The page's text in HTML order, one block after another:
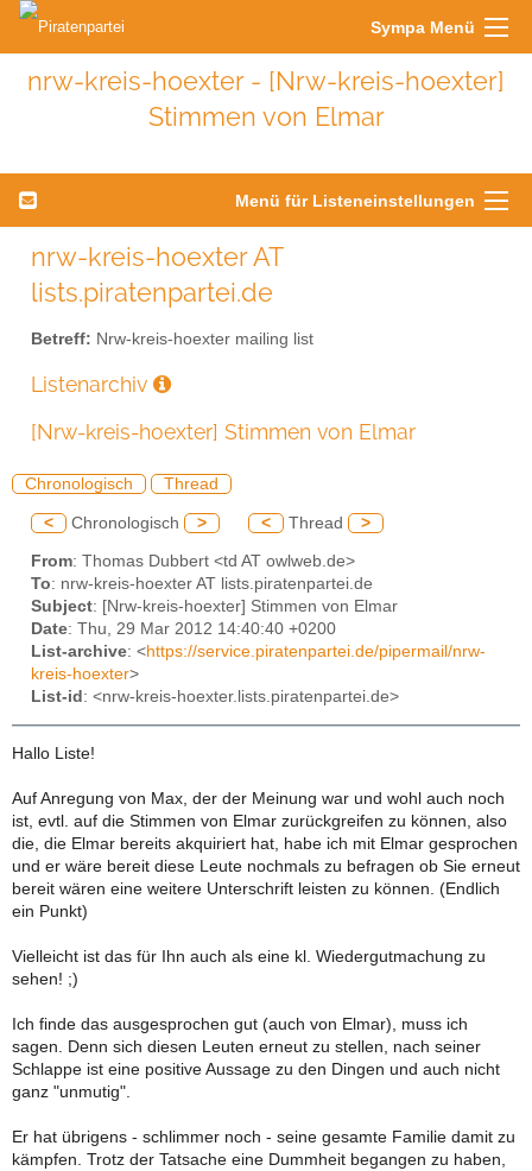
Sympa Menü
nrw-kreis-hoexter - [Nrw-kreis-hoexter]
Stimmen von Elmar
Menü für Listeneinstellungen
nrw-kreis-hoexter AT
lists.piratenpartei.de
Betreff: Nrw-kreis-hoexter mailing list
Listenarchiv
[Nrw-kreis-hoexter] Stimmen von Elmar
Chronologisch Thread
< Chronologisch > < Thread >
From: Thomas Dubbert <td AT owlweb.de>
To: nrw-kreis-hoexter AT lists.piratenpartei.de
Subject: [Nrw-kreis-hoexter] Stimmen von Elmar
Date: Thu, 29 Mar 2012 14:40:40 +0200
List-archive: <https://service.piratenpartei.de/pipermail/nrw-
kreis-hoexter>
List-id : <nrw-kreis-hoexter.lists.piratenpartei.de>
Hallo Liste!
Auf Anregung von Max, der der Meinung war und wohl auch noch
ist, evtl. auf die Stimmen von Elmar zurückgreifen zu können, also
die, die Elmar bereits akquiriert hat, habe ich mit Elmar gesprochen
und er wäre bereit diese Leute nochmals zu befragen ob Sie erneut
bereit wären eine weitere Unterschrift leisten zu können. (Endlich
ein Punkt)
Vielleicht ist das für Ihn auch als eine kl. Wiedergutmachung zu
sehen! ;)
Ich finde das ausgesprochen gut (auch von Elmar), muss ich
sagen. Denn sich diesen Leuten erneut zu stellen, nach seiner
Schlappe ist eine positive Aussage zu den Dingen und auch nicht
ganz "unmutig".
Er hat übrigens - schlimmer noch - seine gesamte Familie damit zu
kämpfen. Trotz der Tatsache eine Dummheit begangen zu haben,